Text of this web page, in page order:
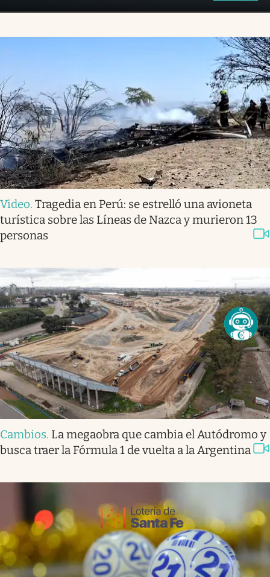
Video. Tragedia en Perú: se estrelló una avioneta
turística sobre las Líneas de Nazca y murieron 13
personas
Cambios. La megaobra que cambia el Autódromo y
busca traer la Fórmula 1 de vuelta a la Argentina